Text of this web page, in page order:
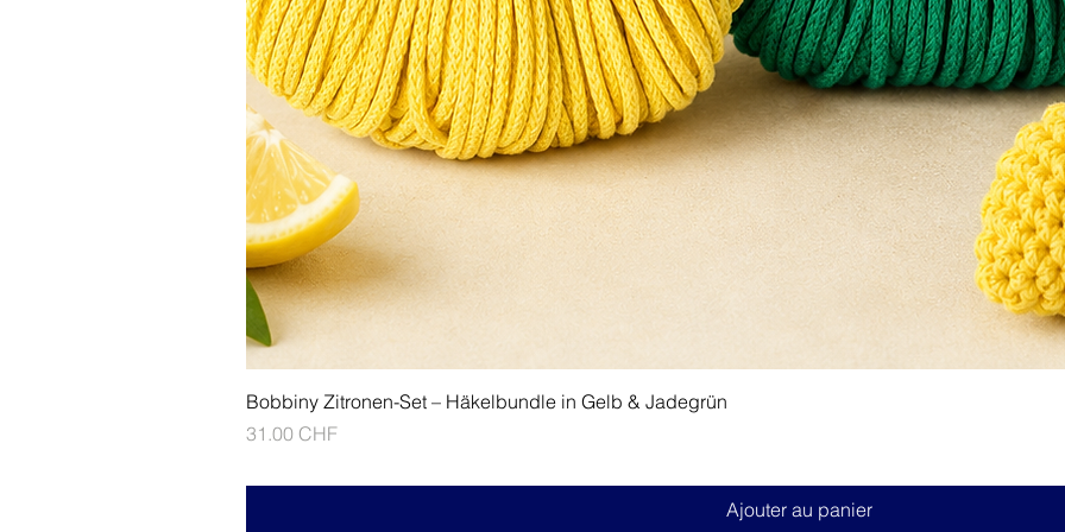
Bobbiny Zitronen-Set – Häkelbundle in Gelb & Jadegrün
Prix
31.00 CHF
Ajouter au panier